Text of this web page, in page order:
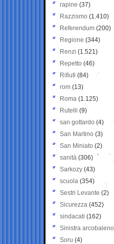
rapine (37)
Razzismo (1.410)
Referendum (200)
Regione (344)
Renzi (1.521)
Repetto (46)
Rifiuti (84)
rom (13)
Roma (1.125)
Rutelli (9)
san gottardo (4)
San Martino (3)
San Miniato (2)
sanità (306)
Sarkozy (43)
scuola (354)
Sestri Levante (2)
Sicurezza (452)
sindacati (162)
Sinistra arcobaleno
Soru (4)